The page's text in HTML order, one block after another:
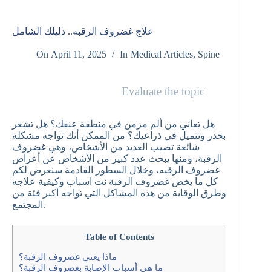
On April 11, 2025 In Medical Articles, Spine
Evaluate the topic
هل تعاني من ألم مزمن في منطقة عنقك؟ هل تشعر
بخدر وتنميل في ذراعيك؟ من الممكن أنك تواجه مشكلة
شائعة تصيب العديد من الأشخاص، وهي غضروف
الرقبة، ومنها يبحث عدد كبير من الأشخاص عن أعراض
غضروف الرقبه، وخلال السطور القادمة سنعرض لكم
كل ما يخص غضروف الرقبة نت اسباب وكيفية علاجه
وطرق الوقاية من هذه المشاكل التي تواجه أكبر فئة من
المجتمع.
Table of Contents
ماذا يعني غضروف الرقبة؟
ما هي أسباب الإصابة بغضروف الرقبة؟